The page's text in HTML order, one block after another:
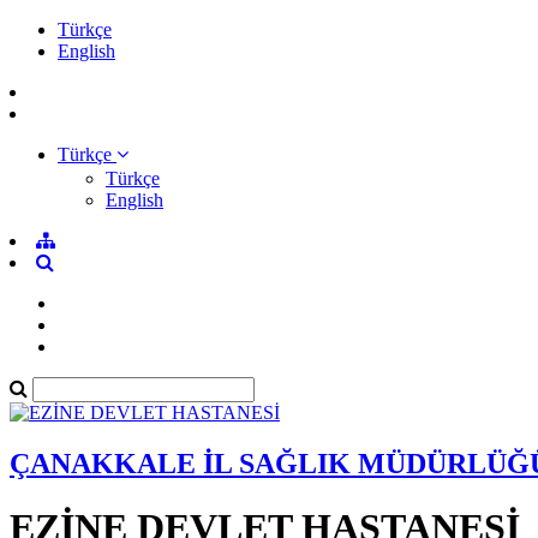
Türkçe
English
Türkçe
Türkçe
English
ÇANAKKALE İL SAĞLIK
EZİNE DEVLET HASTANESİ